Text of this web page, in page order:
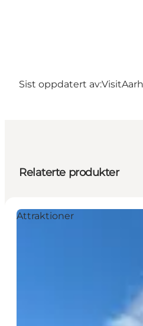
Sist oppdatert av:
Relaterte produkter
Attraktioner